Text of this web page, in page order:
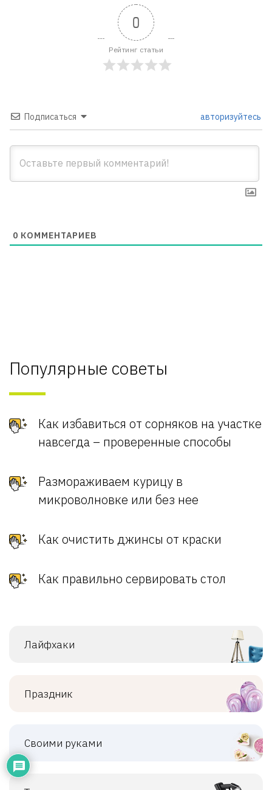
0
Рейтинг статьи
Подписаться авторизуйтесь
0 КОММЕНТАРИЕВ
Популярные советы
Как избавиться от сорняков на участке
навсегда – проверенные способы
Размораживаем курицу в
микроволновке или без нее
Как очистить джинсы от краски
Как правильно сервировать стол
Лайфхаки
Праздник
Своими руками